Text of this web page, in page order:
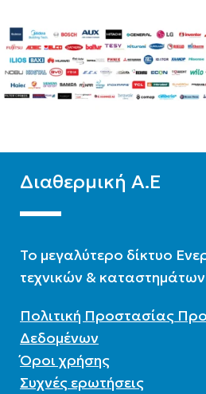
ΥΛΙΚΌ Glass
Διαθερμική Α.Ε
To μεγαλύτερο δίκτυο
τεχνικών &
Πολιτική Προστασίας
Δεδομένων
Όροι χρήσης
Συχνές ερωτήσεις